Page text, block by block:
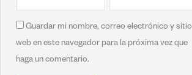
Guardar mi nombre, correo electrónico y sitio
web en este navegador para la próxima vez que
haga un comentario.